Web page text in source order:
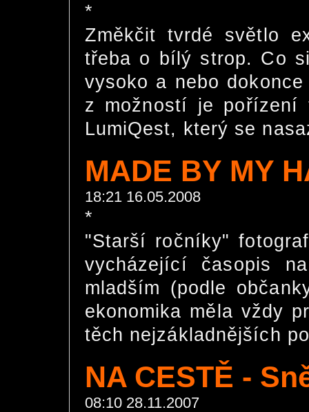
*
Změkčit tvrdé světlo
třeba o bílý strop. Co
vysoko a nebo
z možností je pořízení
LumiQest, který se
MADE BY MY
18:21 16.05.2008
*
"Starší ročníky"
vycházející časopis
mladším (podle
ekonomika měla vždy
těch nejzákladnějších
NA CESTĚ -
08:10 28.11.2007